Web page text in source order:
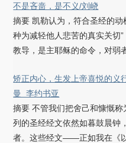
不是吝啬，是不义/刘峣
摘要 凯勒认为，符合圣经的
种为减轻他人悲苦的真实关切
教导，是主耶稣的命令，对弱
矫正内心，生发上帝喜悦的
曼 李约书亚
摘要 不管我们把舍己和慷慨称
列的圣经经文依然如暮鼓晨钟
者。这些经文——正如我在《